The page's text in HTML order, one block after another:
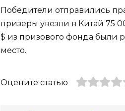
Победители отправились
призеры увезли в Китай 75
$ из призового фонда были
место.
Оцените статью